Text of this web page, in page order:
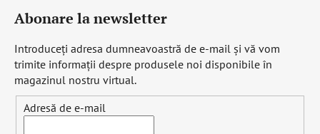
Abonare la newsletter
Introduceţi adresa dumneavoastră de e-mail şi vă vom
trimite informaţii despre produsele noi disponibile în
magazinul nostru virtual.
Adresă de e-mail